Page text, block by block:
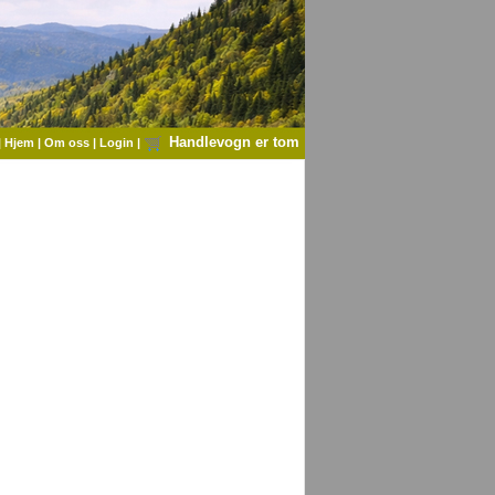
Hjem | Om oss | Login | Handlevogn er tom